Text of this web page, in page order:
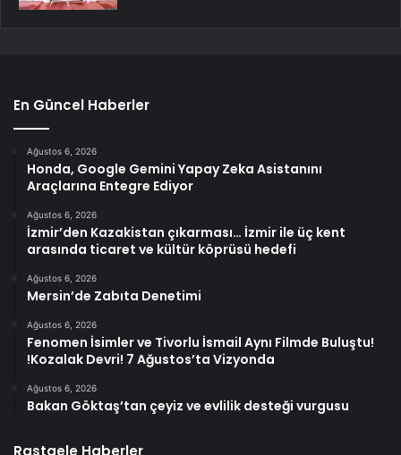
En Güncel Haberler
Ağustos 6, 2026
Honda, Google Gemini Yapay Zeka Asistanını
Araçlarına Entegre Ediyor
Ağustos 6, 2026
İzmir’den Kazakistan çıkarması… İzmir ile üç kent
arasında ticaret ve kültür köprüsü hedefi
Ağustos 6, 2026
Mersin’de Zabıta Denetimi
Ağustos 6, 2026
Fenomen İsimler ve Tivorlu İsmail Aynı Filmde Buluştu!
!Kozalak Devri! 7 Ağustos’ta Vizyonda
Ağustos 6, 2026
Bakan Göktaş’tan çeyiz ve evlilik desteği vurgusu